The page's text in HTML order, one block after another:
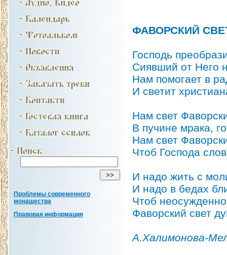
Проблемы современного
монашества
Правовая информация
ФАВОРСКИЙ
Господь
Сиявший от Него
Нам помогает в
И светит
Нам свет
В пучине мрака,
Нам свет
Чтоб Господа
И надо жить с
И надо в бедах
Чтоб
Фаворский свет
А.Халимонова-